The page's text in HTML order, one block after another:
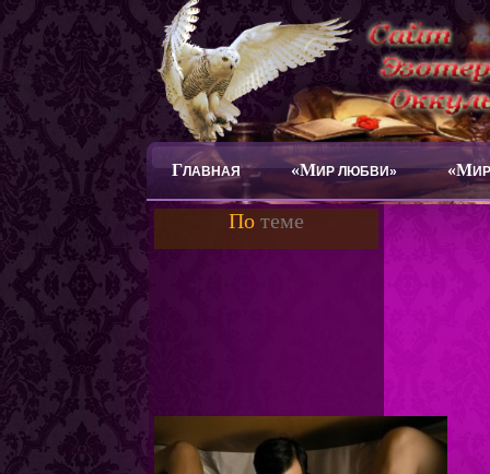
ГЛАВНАЯ «МИР ЛЮБВИ» «М
По теме